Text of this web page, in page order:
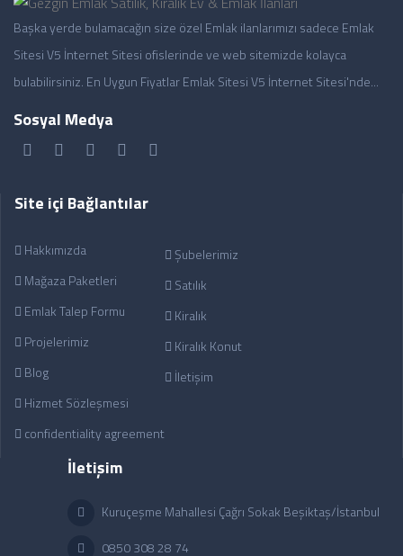
Başka yerde bulamacağın size özel Emlak ilanlarımızı sadece Emlak
Sitesi V5 İnternet Sitesi ofislerinde ve web sitemizde kolayca
bulabilirsiniz. En Uygun Fiyatlar Emlak Sitesi V5 İnternet Sitesi'nde...
Sosyal Medya
Site içi Bağlantılar
Hakkımızda
Mağaza Paketleri
Emlak Talep Formu
Projelerimiz
Blog
Hizmet Sözleşmesi
confidentiality agreement
Şubelerimiz
Satılık
Kiralık
Kiralık Konut
İletişim
İletişim
Kuruçeşme Mahallesi Çağrı Sokak Beşiktaş/İstanbul
0850 308 28 74